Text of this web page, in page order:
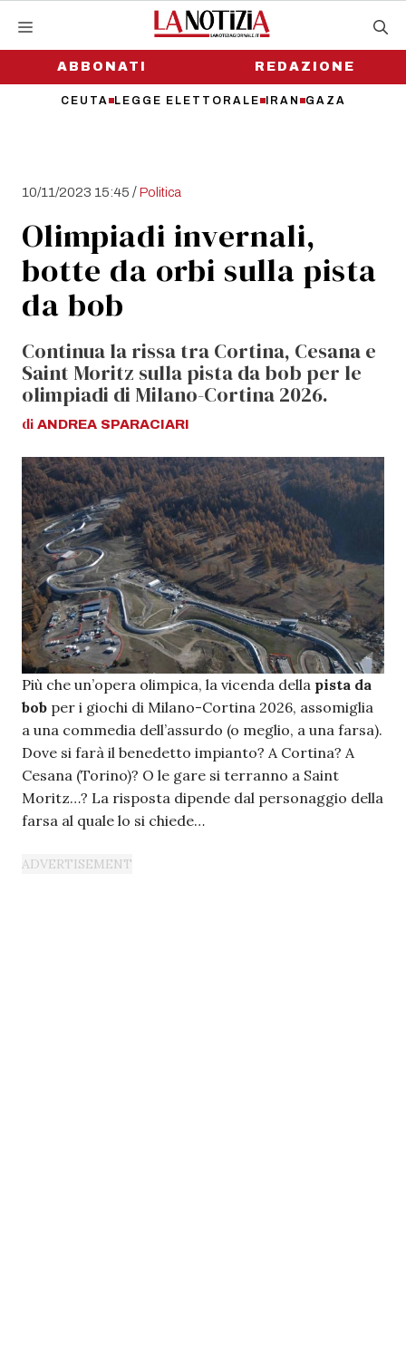
contenutoABBONATI
CEUTA LEGGE ELETTORALE IRAN GAZA
REDAZIONE
10/11/2023 15:45 /Politica
Olimpiadi invernali,
botte da orbi sulla pista
da bob
Continua la rissa tra Cortina, Cesana e
Saint Moritz sulla pista da bob per le
olimpiadi di Milano-Cortina 2026.
di ANDREA SPARACIARI
Più che un’opera olimpica, la vicenda della pista da
bob per i giochi di Milano-Cortina 2026, assomiglia
a una commedia dell’assurdo (o meglio, a una farsa).
Dove si farà il benedetto impianto? A Cortina? A
Cesana (Torino)? O le gare si terranno a Saint
Moritz…? La risposta dipende dal personaggio della
farsa al quale lo si chiede…